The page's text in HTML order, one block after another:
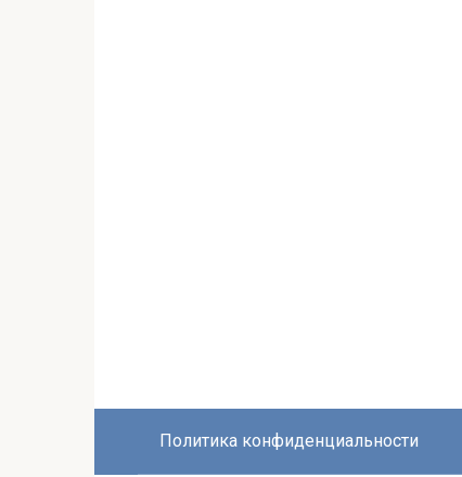
Политика конфиденциальности